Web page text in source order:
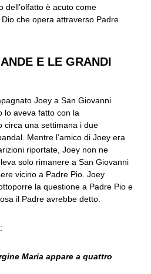
dell’olfatto è acuto come
che opera attraverso Padre
E LE GRANDI
Joey a San Giovanni
lo aveva fatto con la
circa una settimana i due
Mentre l’amico di Joey era
riportate, Joey non ne
solo rimanere a San Giovanni
vicino a Padre Pio. Joey
la questione a Padre Pio e
il Padre avrebbe detto.
Maria appare a quattro